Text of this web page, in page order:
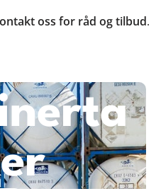
oss for råd og tilbud.